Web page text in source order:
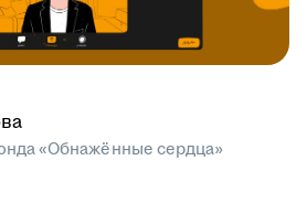
«Обнажённые сердца»